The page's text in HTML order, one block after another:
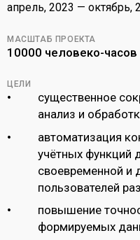
апрель, 2023 — октябрь,
МАСШТАБ ПРОЕКТА
10000 человеко-часов
ЦЕЛИ
cущественное
анализ и
автоматизация
учётных функций
своевременной и
пользователей
повышение
формируемых